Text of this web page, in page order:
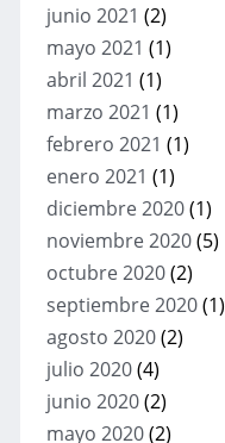
junio 2021 (2)
mayo 2021 (1)
abril 2021 (1)
marzo 2021 (1)
febrero 2021 (1)
enero 2021 (1)
diciembre 2020(1)
noviembre 2020(5)
octubre 2020(2)
septiembre 2020(1)
agosto 2020(2)
julio 2020(4)
junio 2020(2)
mayo 2020(2)